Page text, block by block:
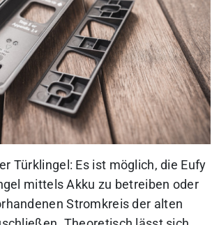
Türklingel: Es ist möglich, die Eufy
mittels Akku zu betreiben oder
Stromkreis der alten